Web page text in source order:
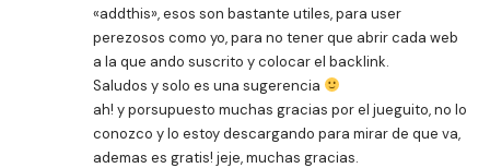
«addthis», esos son bastante utiles, para user
perezosos como yo, para no tener que abrir cada web
a la que ando suscrito y colocar el backlink.
Saludos y solo es una sugerencia
ah! y porsupuesto muchas gracias por el jueguito, no lo
conozco y lo estoy descargando para mirar de que va,
ademas es gratis! jeje, muchas gracias.